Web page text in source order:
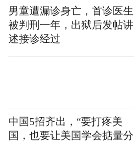
男童遭漏诊身亡，首诊医生
被判刑一年，出狱后发帖讲
述接诊经过
中国5招齐出，“要打疼美
国，也要让美国学会掂量分